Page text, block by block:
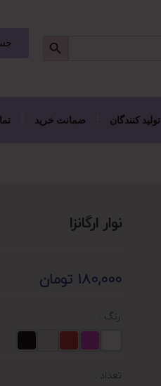
تولید کنندگان ضمانت خرید
نوار ارگانزا
180,000 تومان
رنگ :
تعداد :